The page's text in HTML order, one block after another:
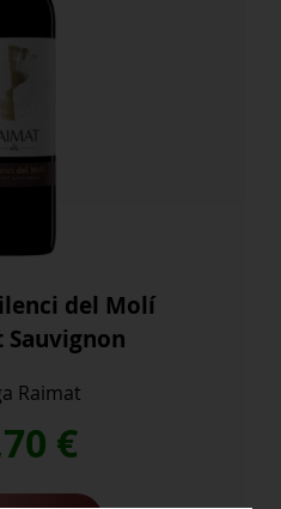
del Molí
Sauvignon
Raimat
€